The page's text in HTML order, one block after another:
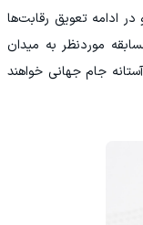
در ادامه تعویق رقابت‌ها
موردنظر به میدان
جام جهانی خواهند